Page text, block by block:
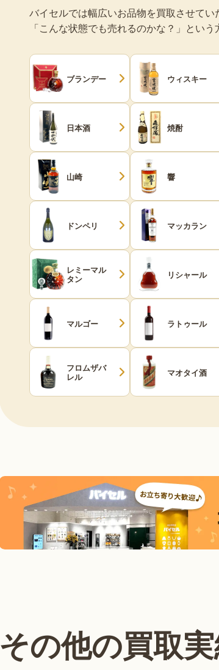
バイセルでは幅広いお品物を買取させてい
「こんな状態でも売れるのかな？」という
ブランデー ウィスキー
日本酒 焼酎
山崎 響
ドンペリ マッカラン
レミーマル
タン リシャール
マルゴー ラトゥール
フロムザバ
レル マオタイ酒
その他の買取